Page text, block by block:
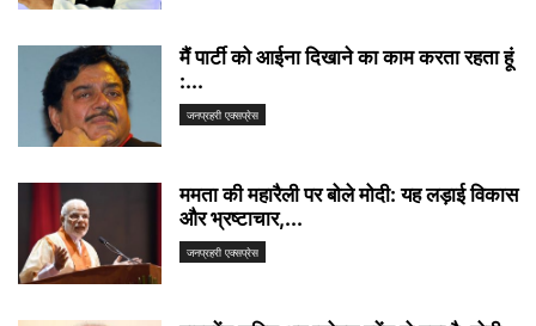
मैं पार्टी को आईना दिखाने का काम करता रहता हूं
:...
जनप्रहरी एक्सप्रेस
ममता की महारैली पर बोले मोदी: यह लड़ाई विकास
और भ्रष्टाचार,...
जनप्रहरी एक्सप्रेस